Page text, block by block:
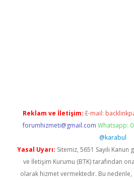
Reklam ve İletişim: E-mail:
forumhizmeti@gmail.com Whatsapp:
@karabul
Yasal Uyarı: Sitemiz, 5651 Sayılı
ve İletişim Kurumu (BTK) tarafından
olarak hizmet vermektedir. Bu